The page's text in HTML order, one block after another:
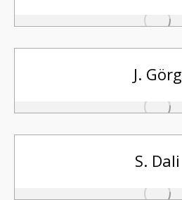
J. Görg
S. Dali